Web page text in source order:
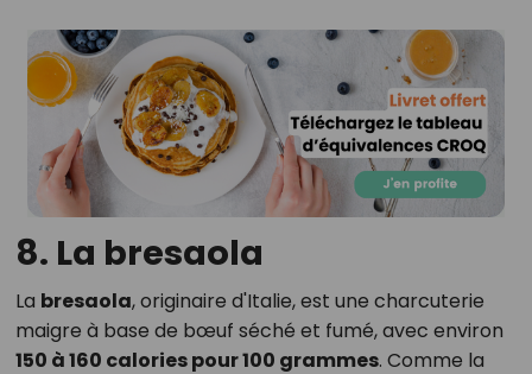
8. La bresaola
La bresaola, originaire d'Italie, est une charcuterie
maigre à base de bœuf séché et fumé, avec environ
150 à 160 calories pour 100 grammes. Comme la